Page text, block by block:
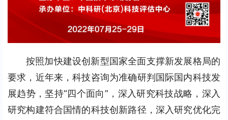
按照加快建设创新型国家全面支撑新发展格局的
要求，近年来，科技咨询为准确研判国际国内科技发
展趋势，坚持“四个面向”，深入研究科技战略，深入
研究构建符合国情的科技创新路径，深入研究优化完